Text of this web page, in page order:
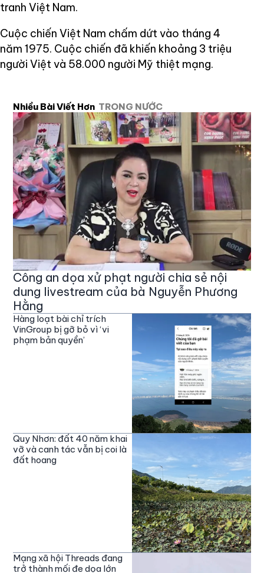
tranh Việt Nam.
Cuộc chiến Việt Nam chấm dứt vào tháng 4
năm 1975. Cuộc chiến đã khiến khoảng 3 triệu
người Việt và 58.000 người Mỹ thiệt mạng.
Nhiều Bài Viết Hơn TRONG NƯỚC
Công an dọa xử phạt người chia sẻ nội
dung livestream của bà Nguyễn Phương
Hằng
Hàng loạt bài chỉ trích
VinGroup bị gỡ bỏ vì ‘vi
phạm bản quyền’
Quy Nhơn: đất 40 năm khai
vỡ và canh tác vẫn bị coi là
đất hoang
Mạng xã hội Threads đang
trở thành mối đe dọa lớn